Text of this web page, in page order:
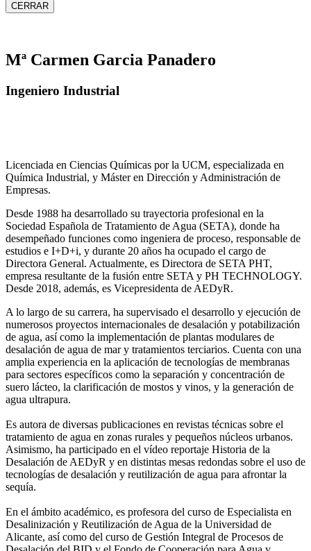
CERRAR
Mª Carmen Garcia Panadero
Ingeniero Industrial
Licenciada en Ciencias Químicas por la UCM, especializada en
Química Industrial, y Máster en Dirección y Administración de
Empresas.
Desde 1988 ha desarrollado su trayectoria profesional en la
Sociedad Española de Tratamiento de Agua (SETA), donde ha
desempeñado funciones como ingeniera de proceso, responsable de
estudios e I+D+i, y durante 20 años ha ocupado el cargo de
Directora General. Actualmente, es Directora de SETA PHT,
empresa resultante de la fusión entre SETA y PH TECHNOLOGY.
Desde 2018, además, es Vicepresidenta de AEDyR.
A lo largo de su carrera, ha supervisado el desarrollo y ejecución de
numerosos proyectos internacionales de desalación y potabilización
de agua, así como la implementación de plantas modulares de
desalación de agua de mar y tratamientos terciarios. Cuenta con una
amplia experiencia en la aplicación de tecnologías de membranas
para sectores específicos como la separación y concentración de
suero lácteo, la clarificación de mostos y vinos, y la generación de
agua ultrapura.
Es autora de diversas publicaciones en revistas técnicas sobre el
tratamiento de agua en zonas rurales y pequeños núcleos urbanos.
Asimismo, ha participado en el vídeo reportaje Historia de la
Desalación de AEDyR y en distintas mesas redondas sobre el uso de
tecnologías de desalación y reutilización de agua para afrontar la
sequía.
En el ámbito académico, es profesora del curso de Especialista en
Desalinización y Reutilización de Agua de la Universidad de
Alicante, así como del curso de Gestión Integral de Procesos de